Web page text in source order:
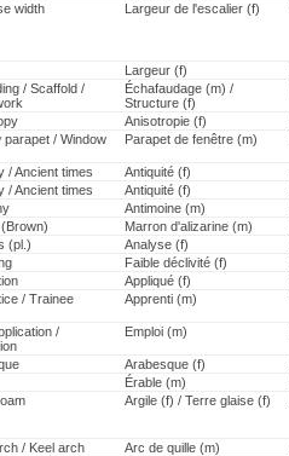
width Largeur de l'escalier (f)
Largeur (f)
/ Scaffold /
Échafaudage (m) /
Structure (f)
Anisotropie (f)
parapet / Window
Parapet de fenêtre (m)
/ Ancient times Antiquité (f)
/ Ancient times Antiquité (f)
Antimoine (m)
Marron d'alizarine (m)
(pl.) Analyse (f)
Faible déclivité (f)
Appliqué (f)
/ Trainee Apprenti (m)
/
Emploi (m)
Arabesque (f)
Érable (m)
Argile (f) / Terre glaise (f)
/ Keel arch Arc de quille (m)